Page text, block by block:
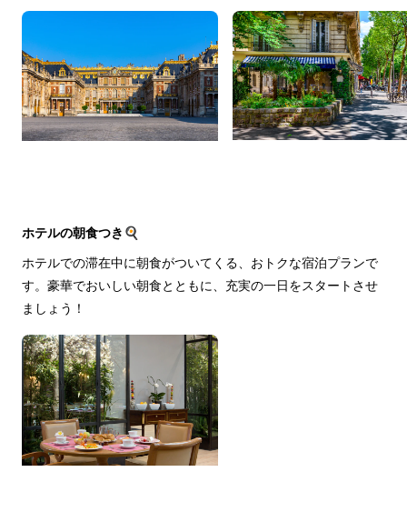
ホテルの朝食つき🍳
ホテルでの滞在中に朝食がついてくる、おトクな宿泊プランで
す。豪華でおいしい朝食とともに、充実の一日をスタートさせ
ましょう！